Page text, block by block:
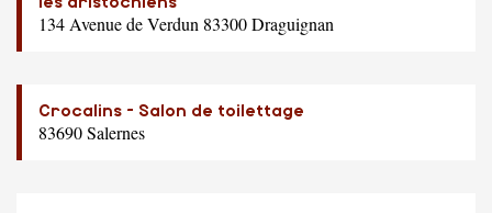
134 Avenue de Verdun 83300 Draguignan
Crocalins - Salon de toilettage
83690 Salernes